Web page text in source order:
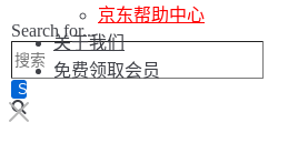
Search for...
京东帮助中心
关于我们
免费领取会员